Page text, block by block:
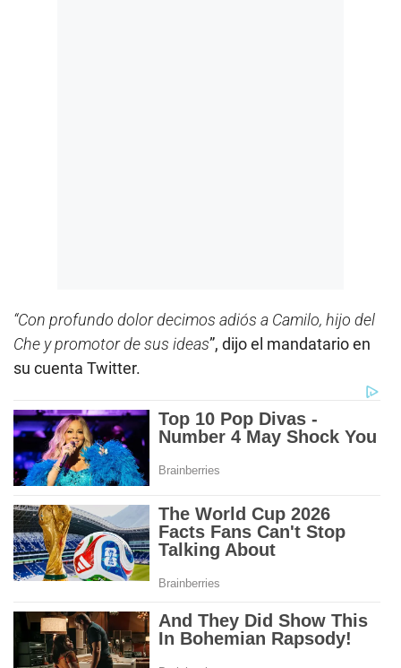
“Con profundo dolor decimos adiós a Camilo, hijo del
Che y promotor de sus ideas”, dijo el mandatario en
su cuenta Twitter.